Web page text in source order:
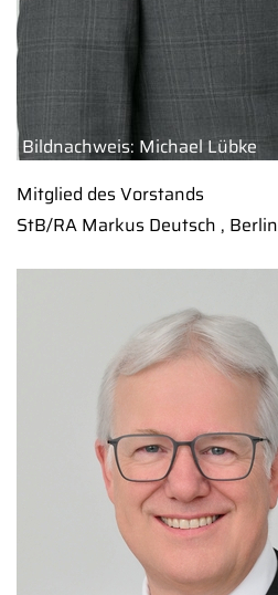
Bildnachweis: Michael Lübke
Mitglied des Vorstands
StB/RA Markus Deutsch , Berlin